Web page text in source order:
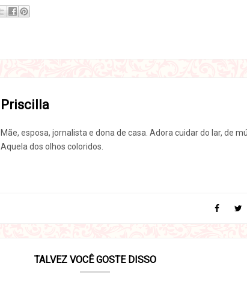
Priscilla
Mãe, esposa, jornalista e dona de casa. Adora cuidar do lar, de
Aquela dos olhos coloridos.
TALVEZ VOCÊ GOSTE DISSO